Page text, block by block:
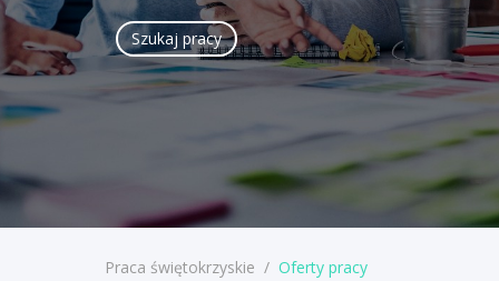
Praca świętokrzyskie / Oferty pracy